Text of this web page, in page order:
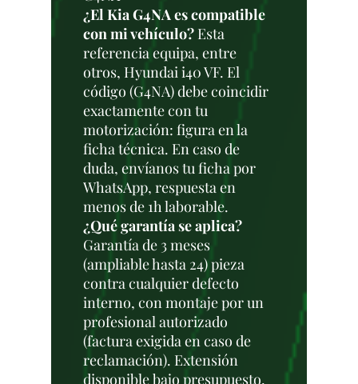
¿El Kia G4NA es compatible
con mi vehículo? Esta
referencia equipa, entre
otros, Hyundai i40 VF. El
código (G4NA) debe coincidir
exactamente con tu
motorización: figura en la
ficha técnica. En caso de
duda, envíanos tu ficha por
WhatsApp, respuesta en
menos de 1h laborable.
¿Qué garantía se aplica?
Garantía de 3 meses
(ampliable hasta 24) pieza
contra cualquier defecto
interno, con montaje por un
profesional autorizado
(factura exigida en caso de
reclamación). Extensión
disponible bajo presupuesto.